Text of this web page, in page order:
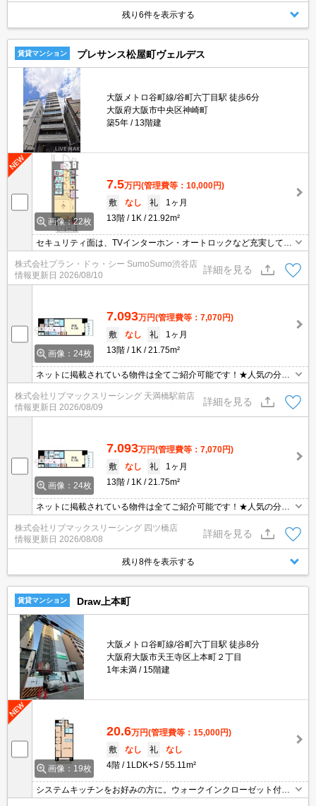
方に欠かせない追い炊き機能付き。
残り6件を表示する
賃貸マンション プレサンス松屋町ヴェルデス
大阪メトロ谷町線/谷町六丁目駅 徒歩6分
大阪府大阪市中央区神崎町
築5年
13階建
画像：22枚
7.5万円(管理費等：10,000円)
敷
なし 礼
1ヶ月
13階
1K 21.92m²
セキュリティ面は、TVインターホン・オートロックなど充実してい
るので安心して生活できます。室内設備は浴室乾燥機・洗面所独立
などが揃っているので、快適に過ごしやすいお部屋になります。共
用部には宅配ボックス・ゴミ出し24時間OKなどが備わっておりと
ても充実しています。新しい日々を送るにふさわしい、きれいな室
株式会社プラン・ドゥ・シー SumoSumo渋谷店
情報更新日 2026/08/10
詳細を見る
画像：24枚
7.093万円(管理費等：7,070円)
敷
なし 礼
1ヶ月
13階
1K 21.75m²
ネットに掲載されている物件は全てご紹介可能です！★人気の分譲
型マンション★インターネット・Wi-Fi無料★初期費用クレジット決
済可能★保証人不要★ご内覧可能です。南向きです！
株式会社リブマックスリーシング 天満橋駅前店
情報更新日 2026/08/09
詳細を見る
画像：24枚
7.093万円(管理費等：7,070円)
敷
なし 礼
1ヶ月
13階
1K 21.75m²
ネットに掲載されている物件は全てご紹介可能です！★人気の分譲
型マンション★インターネット・Wi-Fi無料★初期費用クレジット決
済可能★保証人不要★ご内覧可能です。南向きです！
株式会社リブマックスリーシング 四ツ橋店
情報更新日 2026/08/08
詳細を見る
残り8件を表示する
賃貸マンション Draw上本町
大阪メトロ谷町線/谷町六丁目駅 徒歩8分
大阪府大阪市天王寺区上本町２丁目
1年未満
15階建
画像：19枚
20.6万円(管理費等：15,000円)
敷
なし 礼
なし
4階
1LDK+S 55.11m²
システムキッチンをお好みの方に。ウォークインクローゼット付
き。独立洗面台が便利。新築マンションで新生活を。ぜひお問い合